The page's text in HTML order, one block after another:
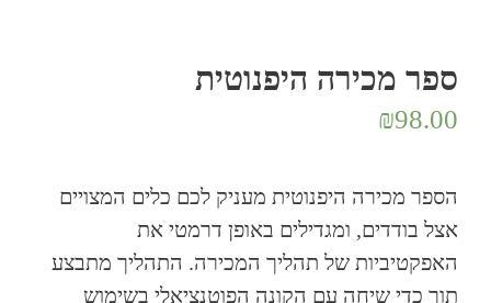
ספר מכירה היפנוטית
₪98.00
הספר מכירה היפנוטית מעניק לכם כלים המצויים
אצל בודדים, ומגדילים באופן דרמטי את
האפקטיביות של תהליך המכירה. התהליך מתבצע
תוך כדי שיחה עם הקונה הפוטנציאלי בשימוש